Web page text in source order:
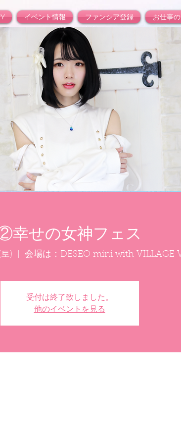
イベント情報 ファンシア登録 お仕事
幸せの女神フェス
) 会場は：DESEO mini with VILLAGE
受付は終了致しました。
他のイベントを見る